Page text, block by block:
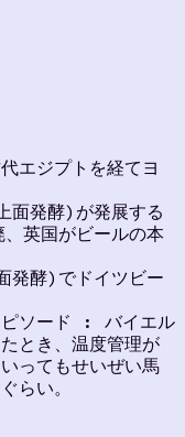
エジプトを経てヨ
面発酵)が発展する
英国がビールの本
発酵)でドイツビー
ピソード : バイエル
とき、温度管理が
ってもせいぜい馬
らい。